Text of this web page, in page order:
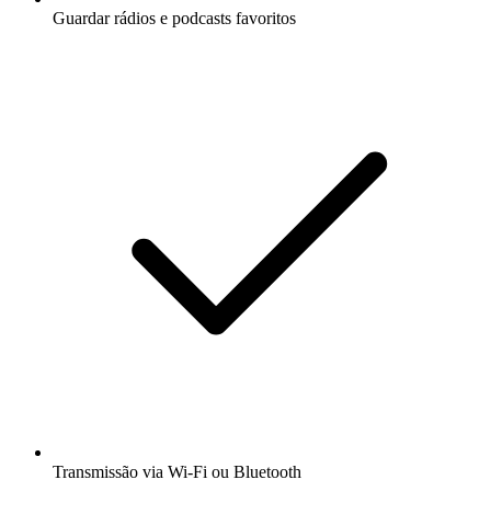
Guardar rádios e podcasts favoritos
Transmissão via Wi-Fi ou Bluetooth